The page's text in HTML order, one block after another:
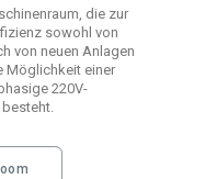
die zur
sowohl von
von neuen Anlagen
Möglichkeit einer
220V-